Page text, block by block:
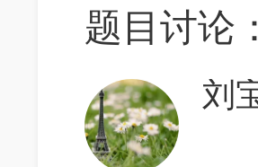
题目讨论：